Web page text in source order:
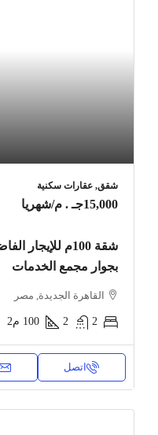
شقق, عقارات سكنية
15,000جـ . م /شهريا
بجوار مجمع الخدمات
القاهرة الجديدة, مصر
2
2
100 م2
اتصل